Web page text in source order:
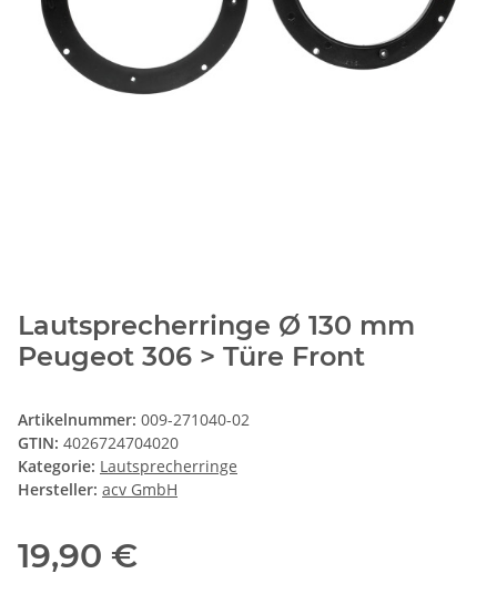
Lautsprecherringe Ø 130 mm
Peugeot 306 > Türe Front
Artikelnummer: 009-271040-02
GTIN: 4026724704020
Kategorie: Lautsprecherringe
Hersteller: acv GmbH
19,90 €